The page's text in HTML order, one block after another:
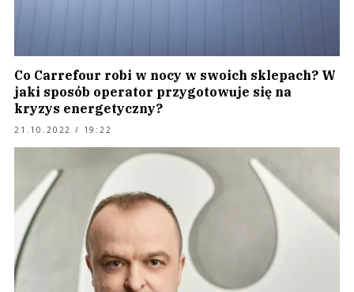
Co Carrefour robi w nocy w swoich sklepach? W
jaki sposób operator przygotowuje się na
kryzys energetyczny?
21.10.2022 / 19:22